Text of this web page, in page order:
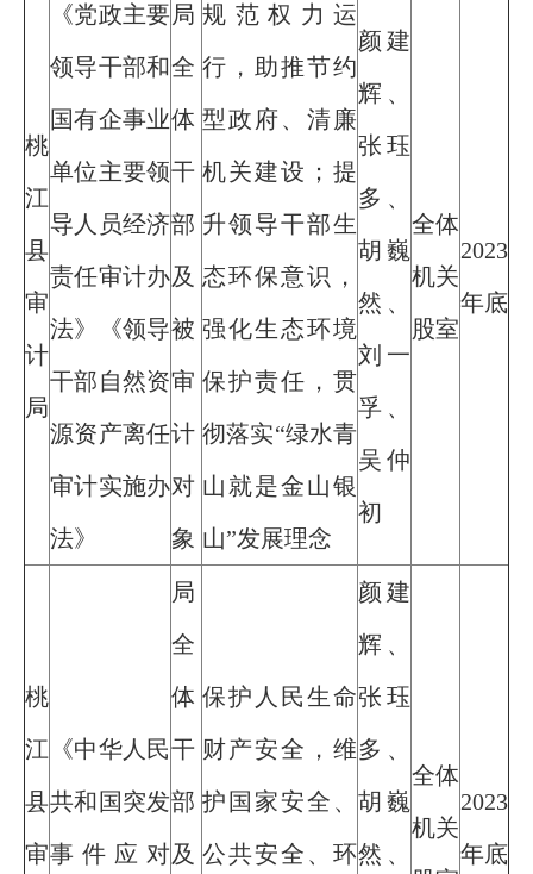
桃
江
县
审
计
局
《党政主要
领导干部和
国有企事业
单位主要领
导人员经济
责任审计办
法》《领导
干部自然资
源资产离任
审计实施办
法》
局
全
体
干
部
及
被
审
计
对
象
规范权力运
行，助推节约
型政府、清廉
机关建设；提
升领导干部生
态环保意识，
强化生态环境
保护责任，贯
彻落实“绿水青
山就是金山银
山”发展理念
颜建
辉、
张珏
多、
胡巍
然、
刘一
孚、
吴仲
初
全体
机关
股室
2023
年底
桃
江
县
审
《中华人民
共和国突发
事件应对
局
全
体
干
部
及
保护人民生命
财产安全，维
护国家安全、
公共安全、环
颜建
辉、
张珏
多、
胡巍
然、
全体
机关
2023
年底